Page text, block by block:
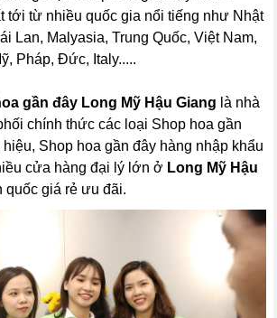
tới từ nhiều quốc gia nổi tiếng như Nhật
Lan, Malyasia, Trung Quốc, Việt Nam,
Pháp, Đức, Italy.....
gần đây Long Mỹ Hậu Giang là nhà
chính thức các loại Shop hoa gần
Shop hoa gần đây hàng nhập khẩu
cửa hàng đại lý lớn ở Long Mỹ Hậu
quốc giá rẻ ưu đãi.